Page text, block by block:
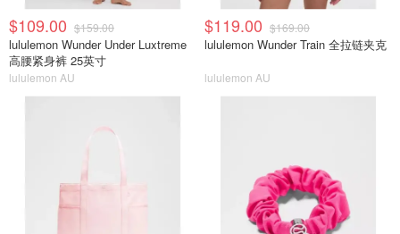
$109.00 $159.00
lululemon Wunder Under Luxtreme
高腰紧身裤 25英寸
lululemon AU
$119.00 $169.00
lululemon Wunder Train 全拉链夹克
lululemon AU